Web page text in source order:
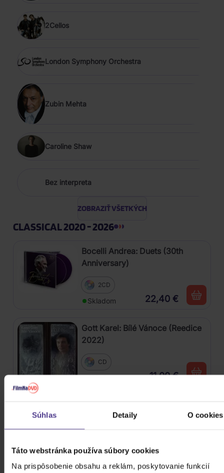
Súhlas Detaily O cookies
Táto webstránka používa súbory cookies
Na prispôsobenie obsahu a reklám, poskytovanie funkcií
2Cellos
London Symphony Orchestra
Zubin Mehta
Caroline Shaw
Bez interpreta
ZOBRAZIŤ VŠETKÝCH
CLASSICAL 2020 - 2026
Bocelli Andrea: Duets (30th
Anniversary)
2CD
Skladom 22,40 €
Gott Karel: Bílé Vánoce (Reedice
2022)
CD
Skladom 11,00 €
Skladom 6,70 €